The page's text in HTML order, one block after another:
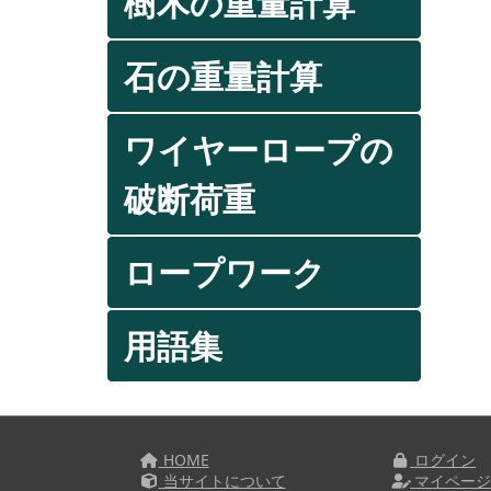
石の重量計算
ワイヤーロープの
破断荷重
ロープワーク
用語集
HOME
当サイトについて
ログイン
マイページ